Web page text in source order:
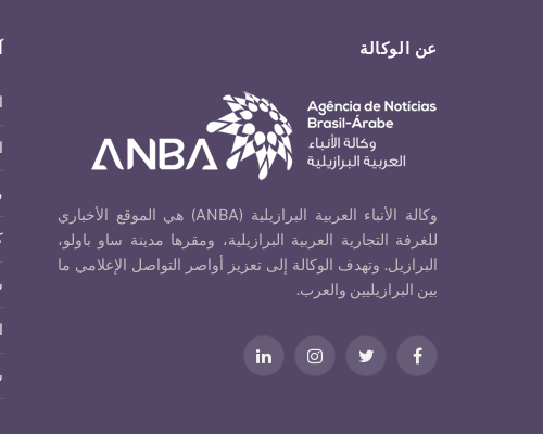
عن الوكالة
وكالة الأنباء العربية البرازيلية (ANBA) هي الموقع الأخباري
للغرفة التجارية العربية البرازيلية، ومقرها مدينة ساو باولو،
البرازيل. وتهدف الوكالة إلى تعزيز أواصر التواصل الإعلامي ما
بين البرازيليين والعرب.
فيسبوكتويتر الانستغراملينكدإن